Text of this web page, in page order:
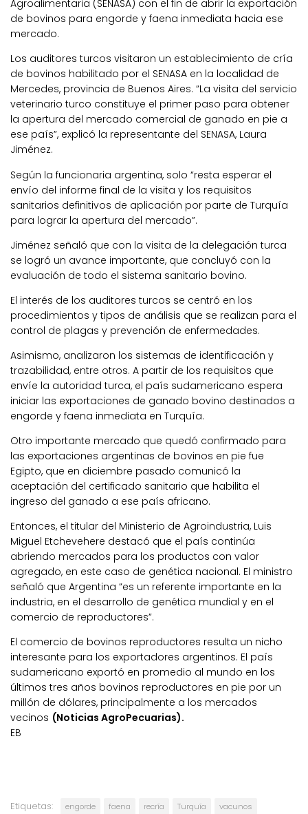
Agroalimentaria (SENASA) con el fin de abrir la exportación
de bovinos para engorde y faena inmediata hacia ese
mercado.
Los auditores turcos visitaron un establecimiento de cría
de bovinos habilitado por el SENASA en la localidad de
Mercedes, provincia de Buenos Aires. “La visita del servicio
veterinario turco constituye el primer paso para obtener
la apertura del mercado comercial de ganado en pie a
ese país”, explicó la representante del SENASA, Laura
Jiménez.
Según la funcionaria argentina, solo “resta esperar el
envío del informe final de la visita y los requisitos
sanitarios definitivos de aplicación por parte de Turquía
para lograr la apertura del mercado”.
Jiménez señaló que con la visita de la delegación turca
se logró un avance importante, que concluyó con la
evaluación de todo el sistema sanitario bovino.
El interés de los auditores turcos se centró en los
procedimientos y tipos de análisis que se realizan para el
control de plagas y prevención de enfermedades.
Asimismo, analizaron los sistemas de identificación y
trazabilidad, entre otros. A partir de los requisitos que
envíe la autoridad turca, el país sudamericano espera
iniciar las exportaciones de ganado bovino destinados a
engorde y faena inmediata en Turquía.
Otro importante mercado que quedó confirmado para
las exportaciones argentinas de bovinos en pie fue
Egipto, que en diciembre pasado comunicó la
aceptación del certificado sanitario que habilita el
ingreso del ganado a ese país africano.
Entonces, el titular del Ministerio de Agroindustria, Luis
Miguel Etchevehere destacó que el país continúa
abriendo mercados para los productos con valor
agregado, en este caso de genética nacional. El ministro
señaló que Argentina “es un referente importante en la
industria, en el desarrollo de genética mundial y en el
comercio de reproductores”.
El comercio de bovinos reproductores resulta un nicho
interesante para los exportadores argentinos. El país
sudamericano exportó en promedio al mundo en los
últimos tres años bovinos reproductores en pie por un
millón de dólares, principalmente a los mercados
vecinos (Noticias AgroPecuarias).
EB
Etiquetas: engorde faena recría Turquía vacunos